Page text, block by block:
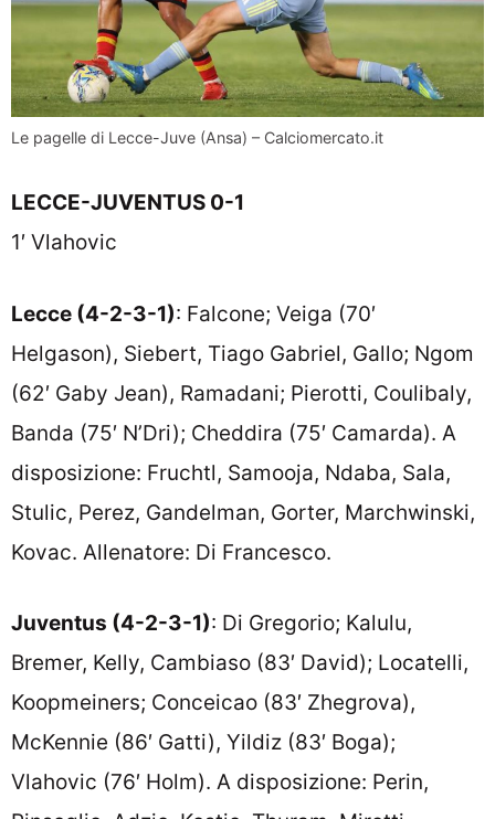
Le pagelle di Lecce-Juve (Ansa) – Calciomercato.it
LECCE-JUVENTUS 0-1
1′ Vlahovic
Lecce (4-2-3-1): Falcone; Veiga (70′
Helgason), Siebert, Tiago Gabriel, Gallo; Ngom
(62′ Gaby Jean), Ramadani; Pierotti, Coulibaly,
Banda (75′ N’Dri); Cheddira (75′ Camarda). A
disposizione: Fruchtl, Samooja, Ndaba, Sala,
Stulic, Perez, Gandelman, Gorter, Marchwinski,
Kovac. Allenatore: Di Francesco.
Juventus (4-2-3-1): Di Gregorio; Kalulu,
Bremer, Kelly, Cambiaso (83′ David); Locatelli,
Koopmeiners; Conceicao (83′ Zhegrova),
McKennie (86′ Gatti), Yildiz (83′ Boga);
Vlahovic (76′ Holm). A disposizione: Perin,